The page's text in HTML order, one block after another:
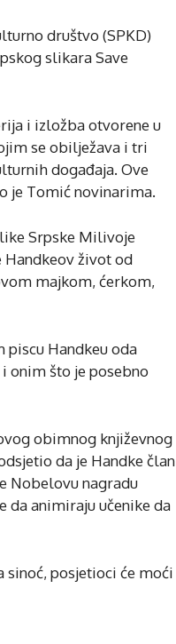
društvo (SPKD)
slikara Save
i izložba otvorene u
se obilježava i tri
događaja. Ove
je Tomić novinarima.
Srpske Milivoje
Handkeov život od
majkom, ćerkom,
piscu Handkeu oda
onim što je posebno
obimnog književnog
da je Handke član
Nobelovu nagradu
da animiraju učenike da
posjetioci će moći